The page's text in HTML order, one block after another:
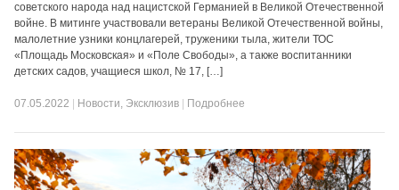
советского народа над нацистской Германией в Великой Отечественной
войне. В митинге участвовали ветераны Великой Отечественной войны,
малолетние узники концлагерей, труженики тыла, жители ТОС
«Площадь Московская» и «Поле Свободы», а также воспитанники
детских садов, учащиеся школ, № 17, […]
07.05.2022 Новости, Эксклюзив Подробнее